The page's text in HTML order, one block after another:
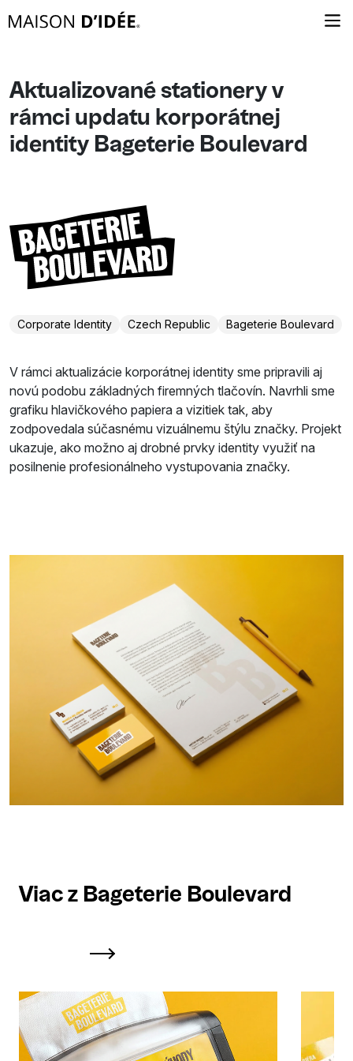
Aktualizované stationery v
rámci updatu korporátnej
identity Bageterie Boulevard
Corporate Identity Czech Republic Bageterie Boulevard
V rámci aktualizácie korporátnej identity sme pripravili aj
novú podobu základných firemných tlačovín. Navrhli sme
grafiku hlavičkového papiera a vizitiek tak, aby
zodpovedala súčasnému vizuálnemu štýlu značky. Projekt
ukazuje, ako možno aj drobné prvky identity využiť na
posilnenie profesionálneho vystupovania značky.
Viac z Bageterie Boulevard